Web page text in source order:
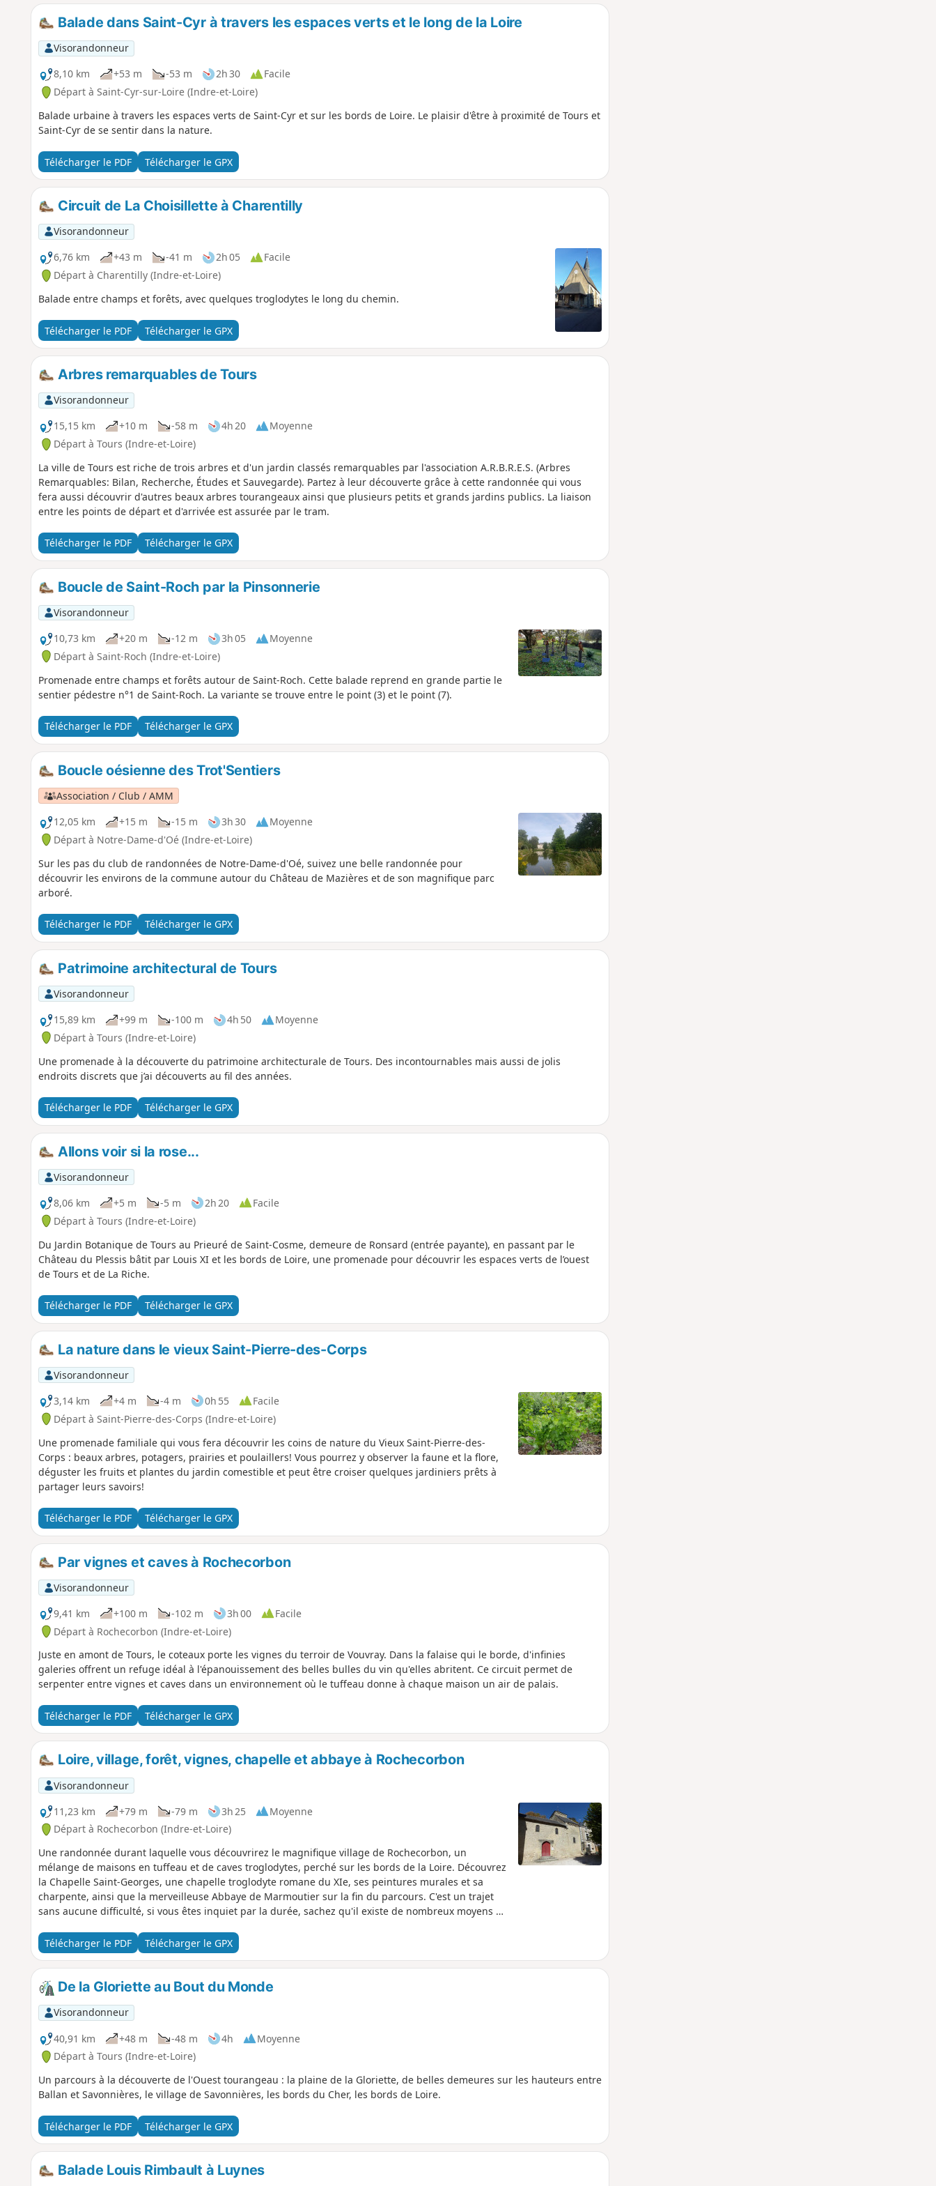
Balade dans Saint-Cyr à travers les espaces verts et le long de la Loire
Visorandonneur
8,10 km
+53 m -53 m 2h 30
Facile
Départ à Saint-Cyr-sur-Loire (Indre-et-Loire)
Balade urbaine à travers les espaces verts de Saint-Cyr et sur les bords de Loire. Le plaisir d'être à proximité de Tours et
Saint-Cyr de se sentir dans la nature.
Télécharger le PDF Télécharger le GPX
Circuit de La Choisillette à Charentilly
Visorandonneur
6,76 km
+43 m -41 m 2h 05
Facile
Départ à Charentilly (Indre-et-Loire)
Balade entre champs et forêts, avec quelques troglodytes le long du chemin.
Télécharger le PDF Télécharger le GPX
Arbres remarquables de Tours
Visorandonneur
15,15 km
+10 m -58 m 4h 20
Moyenne
Départ à Tours (Indre-et-Loire)
La ville de Tours est riche de trois arbres et d'un jardin classés remarquables par l'association A.R.B.R.E.S. (Arbres
Remarquables: Bilan, Recherche, Études et Sauvegarde). Partez à leur découverte grâce à cette randonnée qui vous
fera aussi découvrir d'autres beaux arbres tourangeaux ainsi que plusieurs petits et grands jardins publics. La liaison
entre les points de départ et d'arrivée est assurée par le tram.
Télécharger le PDF Télécharger le GPX
Boucle de Saint-Roch par la Pinsonnerie
Visorandonneur
10,73 km
+20 m -12 m 3h 05
Moyenne
Départ à Saint-Roch (Indre-et-Loire)
Promenade entre champs et forêts autour de Saint-Roch. Cette balade reprend en grande partie le
sentier pédestre n°1 de Saint-Roch. La variante se trouve entre le point (3) et le point (7).
Télécharger le PDF Télécharger le GPX
Boucle oésienne des Trot'Sentiers
Association / Club / AMM
12,05 km
+15 m -15 m 3h 30
Moyenne
Départ à Notre-Dame-d'Oé (Indre-et-Loire)
Sur les pas du club de randonnées de Notre-Dame-d'Oé, suivez une belle randonnée pour
découvrir les environs de la commune autour du Château de Mazières et de son magnifique parc
arboré.
Télécharger le PDF Télécharger le GPX
Patrimoine architectural de Tours
Visorandonneur
15,89 km
+99 m -100 m 4h 50
Moyenne
Départ à Tours (Indre-et-Loire)
Une promenade à la découverte du patrimoine architecturale de Tours. Des incontournables mais aussi de jolis
endroits discrets que j’ai découverts au fil des années.
Télécharger le PDF Télécharger le GPX
Allons voir si la rose...
Visorandonneur
8,06 km
+5 m -5 m 2h 20
Facile
Départ à Tours (Indre-et-Loire)
Du Jardin Botanique de Tours au Prieuré de Saint-Cosme, demeure de Ronsard (entrée payante), en passant par le
Château du Plessis bâtit par Louis XI et les bords de Loire, une promenade pour découvrir les espaces verts de l’ouest
de Tours et de La Riche.
Télécharger le PDF Télécharger le GPX
La nature dans le vieux Saint-Pierre-des-Corps
Visorandonneur
3,14 km
+4 m -4 m 0h 55
Facile
Départ à Saint-Pierre-des-Corps (Indre-et-Loire)
Une promenade familiale qui vous fera découvrir les coins de nature du Vieux Saint-Pierre-des-
Corps : beaux arbres, potagers, prairies et poulaillers! Vous pourrez y observer la faune et la flore,
déguster les fruits et plantes du jardin comestible et peut être croiser quelques jardiniers prêts à
partager leurs savoirs!
Télécharger le PDF Télécharger le GPX
Par vignes et caves à Rochecorbon
Visorandonneur
9,41 km
+100 m -102 m 3h 00
Facile
Départ à Rochecorbon (Indre-et-Loire)
Juste en amont de Tours, le coteaux porte les vignes du terroir de Vouvray. Dans la falaise qui le borde, d'infinies
galeries offrent un refuge idéal à l'épanouissement des belles bulles du vin qu'elles abritent. Ce circuit permet de
serpenter entre vignes et caves dans un environnement où le tuffeau donne à chaque maison un air de palais.
Télécharger le PDF Télécharger le GPX
Loire, village, forêt, vignes, chapelle et abbaye à Rochecorbon
Visorandonneur
11,23 km
+79 m -79 m 3h 25
Moyenne
Départ à Rochecorbon (Indre-et-Loire)
Une randonnée durant laquelle vous découvrirez le magnifique village de Rochecorbon, un
mélange de maisons en tuffeau et de caves troglodytes, perché sur les bords de la Loire. Découvrez
la Chapelle Saint-Georges, une chapelle troglodyte romane du XIe, ses peintures murales et sa
charpente, ainsi que la merveilleuse Abbaye de Marmoutier sur la fin du parcours. C'est un trajet
sans aucune difficulté, si vous êtes inquiet par la durée, sachez qu'il existe de nombreux moyens de
Télécharger le PDF
Télécharger le GPX
De la Gloriette au Bout du Monde
Visorandonneur
40,91 km
+48 m -48 m 4h
Moyenne
Départ à Tours (Indre-et-Loire)
Un parcours à la découverte de l'Ouest tourangeau : la plaine de la Gloriette, de belles demeures sur les hauteurs entre
Ballan et Savonnières, le village de Savonnières, les bords du Cher, les bords de Loire.
Télécharger le PDF Télécharger le GPX
Balade Louis Rimbault à Luynes